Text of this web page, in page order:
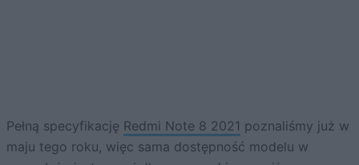
Pełną specyfikację Redmi Note 8 2021 poznaliśmy już w
maju tego roku, więc sama dostępność modelu w